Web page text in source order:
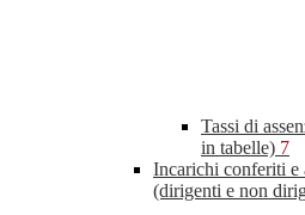
Tassi di
in tabelle) 7
Incarichi conferiti e
(dirigenti e non